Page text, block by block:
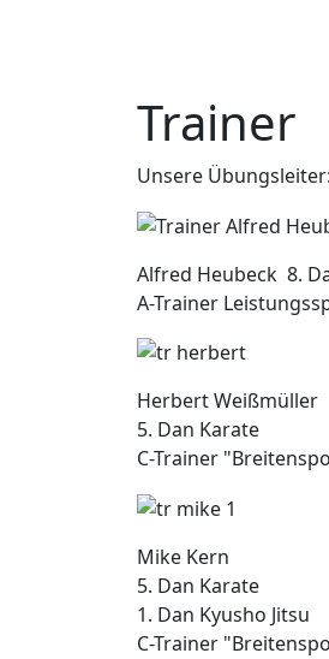
Trainer
Unsere Übungsleiter:
Alfred Heubeck 8.
A-Trainer
Herbert Weißmüller
5. Dan Karate
C-Trainer
Mike Kern
5. Dan Karate
1. Dan Kyusho Jitsu
C-Trainer